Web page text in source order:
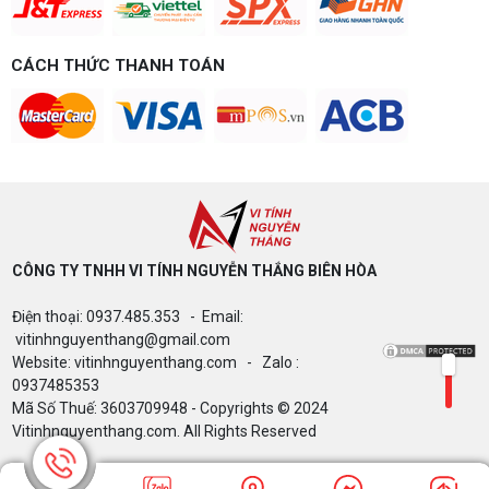
Build PC gaming 15 triệu chơi được
Build PC gaming 15 triệu chơi được game gì? Vi
dễ nâng cấp CPU/VGA sau này, tư vấn miễn phí
theo đúng ngân sách.
Build PC gaming theo ngân sách từ 10-40 triệu:
cách phân bổ CPU, GPU, RAM hợp lý, chọn
Intel/AMD và tránh sai tương thích. Tư vấn miễn
phí tại Vi tính Nguyễn Thắng.
GIGABYTE & INTEL CORE ULTRA 200S
PLUS – NHẬN VOUCHER ĐẾN 800K
Thông báo v/v sử dụng phần mềm bản
quyền ( Vi tính Nguyễn Thắng)
CÁCH THỨC THANH TOÁN
CÔNG TY TNHH VI TÍNH NGUYỄN THẮNG BIÊN HÒA​
Điện thoại: 0937.485.353 - Email:
vitinhnguyenthang@gmail.com
Website: vitinhnguyenthang.com - Zalo :
0937485353
Mã Số Thuế: 3603709948 - Copyrights © 2024
Vitinhnguyenthang.com. All Rights Reserved